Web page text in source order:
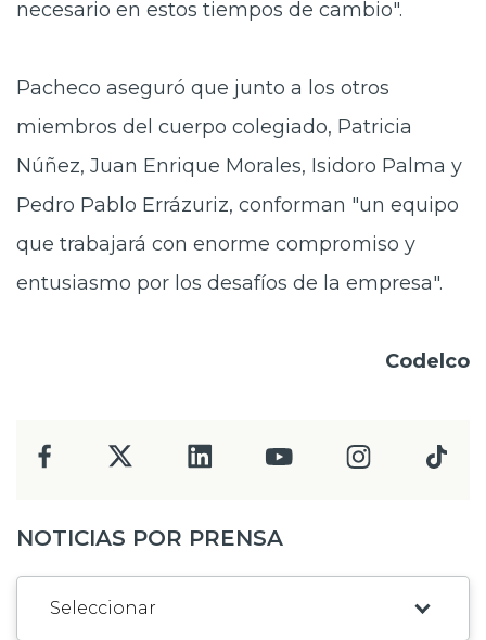
necesario en estos tiempos de cambio".
Pacheco aseguró que junto a los otros
miembros del cuerpo colegiado, Patricia
Núñez, Juan Enrique Morales, Isidoro Palma y
Pedro Pablo Errázuriz, conforman "un equipo
que trabajará con enorme compromiso y
entusiasmo por los desafíos de la empresa".
Codelco
NOTICIAS POR PRENSA